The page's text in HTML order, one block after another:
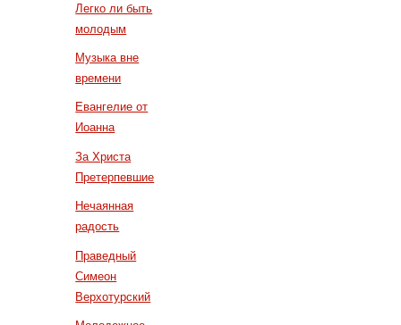
Легко ли быть
молодым
Музыка вне
времени
Евангелие от
Иоанна
За Христа
Претерпевшие
Нечаянная
радость
Праведный
Симеон
Верхотурский